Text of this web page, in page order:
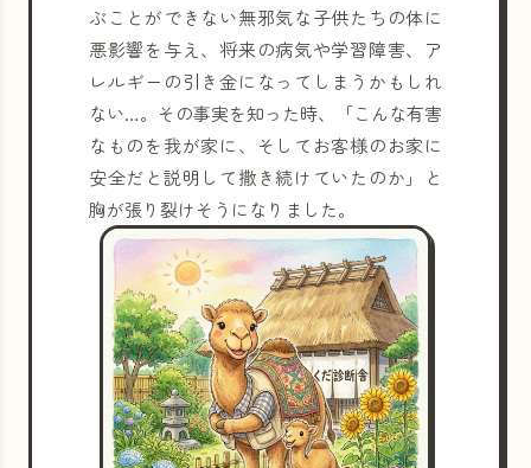
ぶことができない無邪気な子供たちの体に
悪影響を与え、将来の病気や学習障害、ア
レルギーの引き金になってしまうかもしれ
ない…。その事実を知った時、「こんな有害
なものを我が家に、そしてお客様のお家に
安全だと説明して撒き続けていたのか」と
胸が張り裂けそうになりました。